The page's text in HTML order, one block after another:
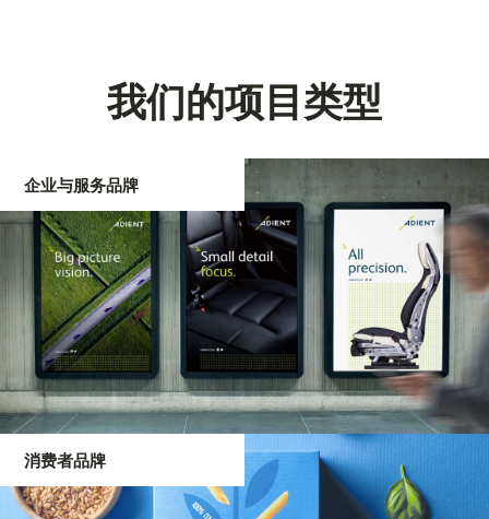
我们的项目类型
企业与服务品牌
消费者品牌